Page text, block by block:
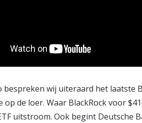
bespreken wij uiteraard het laatste
op de loer. Waar BlackRock voor
uitstroom. Ook begint Deutsche